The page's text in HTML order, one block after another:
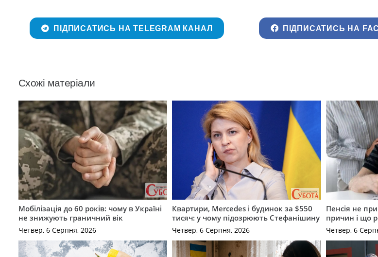
ПІДПИСАТИСЬ НА TELEGRAM КАНАЛ ПІДПИСАТИСЬ НА
Схожі матеріали
Мобілізація до 60 років: чому в Україні
не знижують граничний вік
Четвер, 6 Серпня, 2026
Квартири, Mercedes і будинок за $550
тисяч: у чому підозрюють Стефанішину
Четвер, 6 Серпня, 2026
Пенсія не
причин і що
Четвер, 6